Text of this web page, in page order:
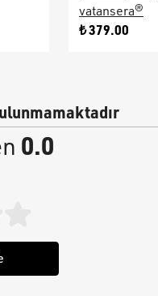
vatansera®
₺ 379.00
0.0